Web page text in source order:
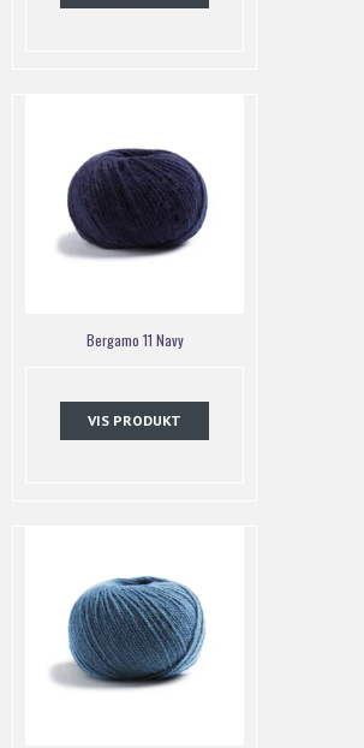
Bergamo 11 Navy
VIS PRODUKT